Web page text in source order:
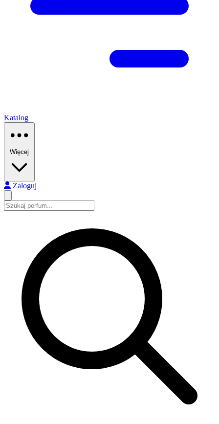
Katalog
Więcej
Zaloguj